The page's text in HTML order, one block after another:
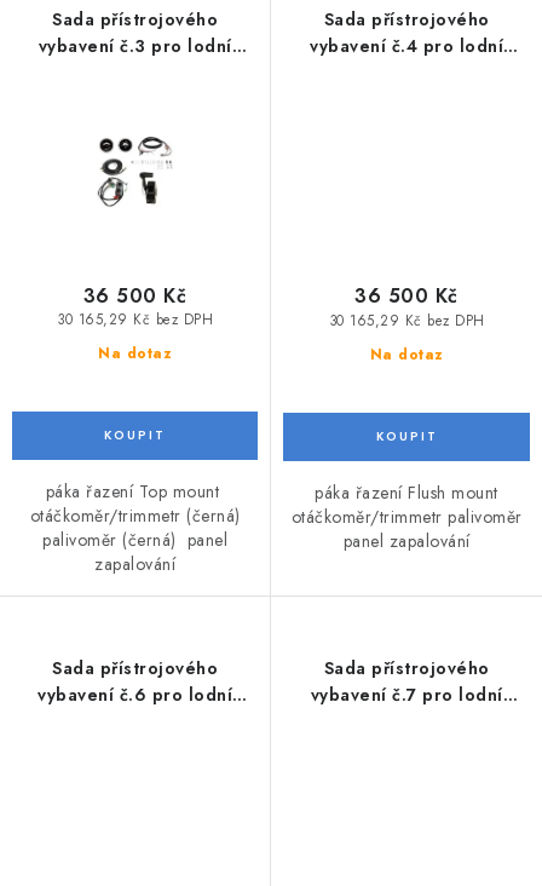
PŘÍVĚSY K LODÍM
Doprava a platba
Obchodní podmínky
Sada přístrojového
vybavení č.3 pro lodní
Na dotaz
30 165,29 Kč bez DPH
36 500 Kč
páka řazení Top mount
otáčkoměr/trimmetr (černá)
palivoměr (černá) panel
zapalování
Sada přístrojového
vybavení č.4 pro lodní
Na dotaz
30 165,29 Kč bez DPH
36 500 Kč
páka řazení Flush mount
otáčkoměr/trimmetr palivoměr
panel zapalování
Sada přístrojového
vybavení č.6 pro lodní
Sada přístrojového
vybavení č.7 pro lodní